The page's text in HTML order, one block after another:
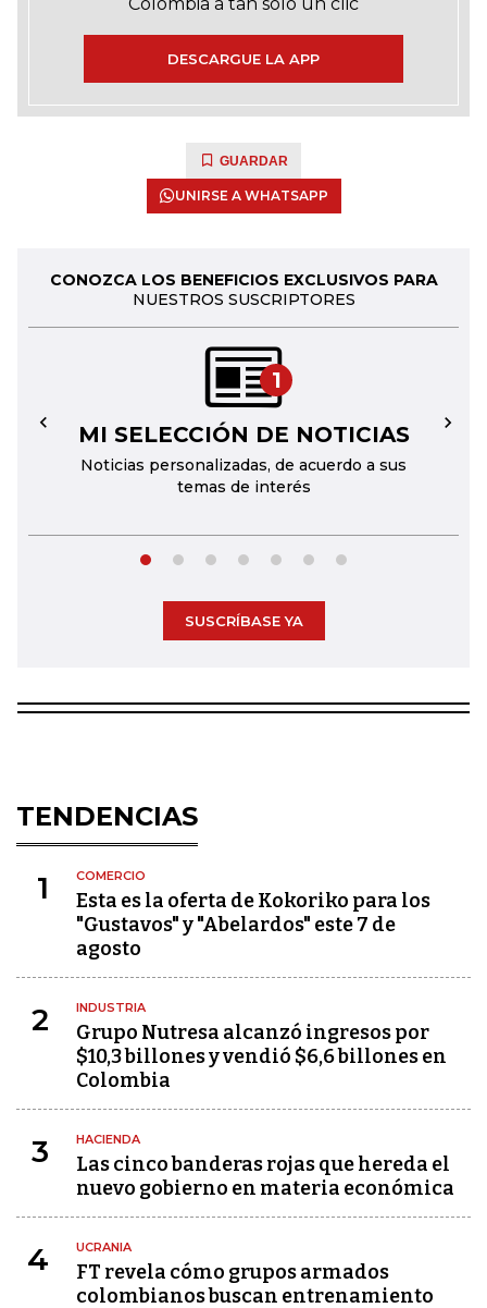
DESCARGUE LA APP
GUARDAR
UNIRSE A WHATSAPP
CONOZCA LOS BENEFICIOS EXCLUSIVOS PARA
NUESTROS SUSCRIPTORES
1
MI SELECCIÓN DE NOTICIAS
Noticias personalizadas, de acuerdo a sus
temas de interés
← →
SUSCRÍBASE YA
TENDENCIAS
1 COMERCIO
Esta es la oferta de Kokoriko para los
"Gustavos" y "Abelardos" este 7 de
agosto
2 INDUSTRIA
Grupo Nutresa alcanzó ingresos por
$10,3 billones y vendió $6,6 billones en
Colombia
3 HACIENDA
Las cinco banderas rojas que hereda el
nuevo gobierno en materia económica
4 UCRANIA
FT revela cómo grupos armados
colombianos buscan entrenamiento